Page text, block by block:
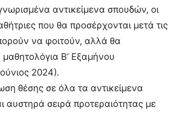
αντικείμενα σπουδών, οι
που θα προσέρχονται μετά τις
να φοιτούν, αλλά θα
Β’ Εξαμήνου
2024).
θέσης σε όλα τα αντικείμενα
αυστηρά σειρά προτεραιότητας με